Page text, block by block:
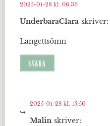
UnderbaraClara skriver:
2025-01-28 kl. 06:36
Langettsömn
SVARA
Malin skriver:
2025-01-28 kl. 15:50